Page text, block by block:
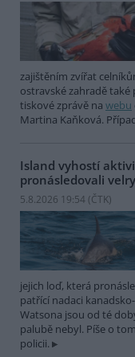
zajištěním zvířat
ostravské zahradě také
tiskové zprávě na webu
Martina Kaňková.
Island vyhostí
pronásledovali
5.8.2026 19:54 (ČTK)
jejich loď, která
patřící nadaci
Watsona jsou od té
palubě nebyl. Píše o
policii.